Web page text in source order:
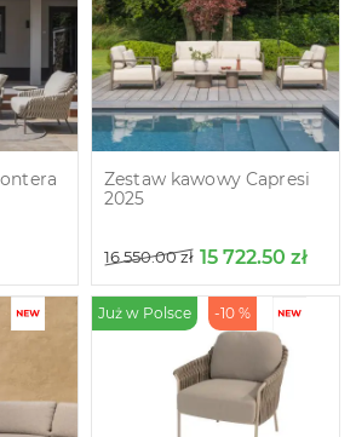
Zestaw kawowy Capresi
2025
16 550.00zł 15 722.50 zł
Już w Polsce -10 %